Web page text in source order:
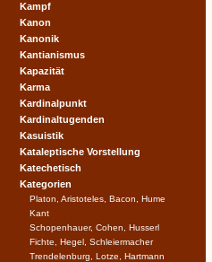
Kampf
Kanon
Kanonik
Kantianismus
Kapazität
Karma
Kardinalpunkt
Kardinaltugenden
Kasuistik
Kataleptische Vorstellung
Katechetisch
Kategorien
Platon, Aristoteles, Bacon, Hume
Kant
Schopenhauer, Cohen, Husserl
Fichte, Hegel, Schleiermacher
Trendelenburg, Lotze, Hartmann